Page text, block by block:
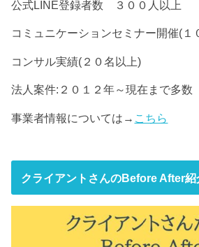
公式LINE登録者数 ３００人以上
コミュニケーションセミナー開催(１
コンサル実績(２０名以上)
法人案件:２０１２年～現在まで多数
事業者情報については→ こちら
クライアントさんのBefore After紹